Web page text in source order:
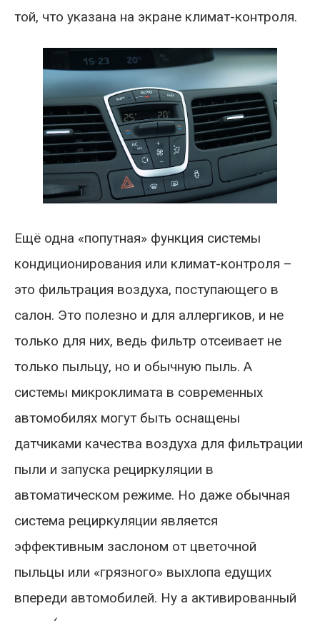
той, что указана на экране климат-контроля.
Ещё одна «попутная» функция системы
кондиционирования или климат-контроля –
это фильтрация воздуха, поступающего в
салон. Это полезно и для аллергиков, и не
только для них, ведь фильтр отсеивает не
только пыльцу, но и обычную пыль. А
системы микроклимата в современных
автомобилях могут быть оснащены
датчиками качества воздуха для фильтрации
пыли и запуска рециркуляции в
автоматическом режиме. Но даже обычная
система рециркуляции является
эффективным заслоном от цветочной
пыльцы или «грязного» выхлопа едущих
впереди автомобилей. Ну а активированный